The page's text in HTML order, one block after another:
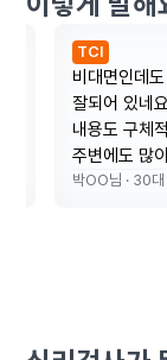
TCI
비대면인데
잘되어 있네
내용도 구체
주변에도 많
박OO님 · 30대